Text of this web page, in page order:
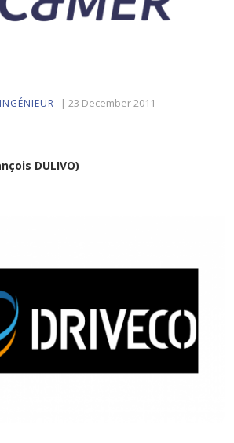
| 23 December 2011
DULIVO)